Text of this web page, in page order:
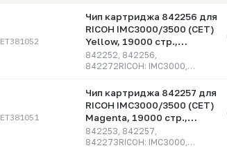
Чип картриджа 842256 для
RICOH IMC3000/3500 (CET)
Yellow, 19000 стр.,
CET381052
842252, 842256,
842272RICOH: IMC3000,
Чип картриджа 842257 для
RICOH IMC3000/3500 (CET)
Magenta, 19000 стр.,
CET381051
842253, 842257,
842273RICOH: IMC3000,